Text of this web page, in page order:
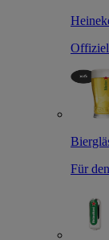
Für